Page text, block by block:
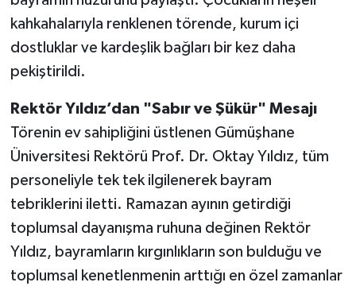
kahkahalarıyla renklenen törende, kurum içi
dostluklar ve kardeşlik bağları bir kez daha
pekiştirildi.
Rektör Yıldız’dan "Sabır ve Şükür" Mesajı
Törenin ev sahipliğini üstlenen Gümüşhane
Üniversitesi Rektörü Prof. Dr. Oktay Yıldız, tüm
personeliyle tek tek ilgilenerek bayram
tebriklerini iletti. Ramazan ayının getirdiği
toplumsal dayanışma ruhuna değinen Rektör
Yıldız, bayramların kırgınlıkların son bulduğu ve
toplumsal kenetlenmenin arttığı en özel zamanlar